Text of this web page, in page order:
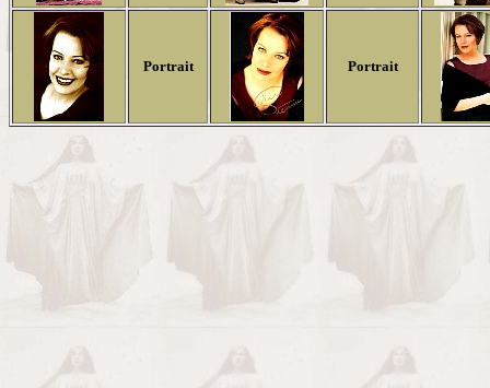
Portrait Portrait